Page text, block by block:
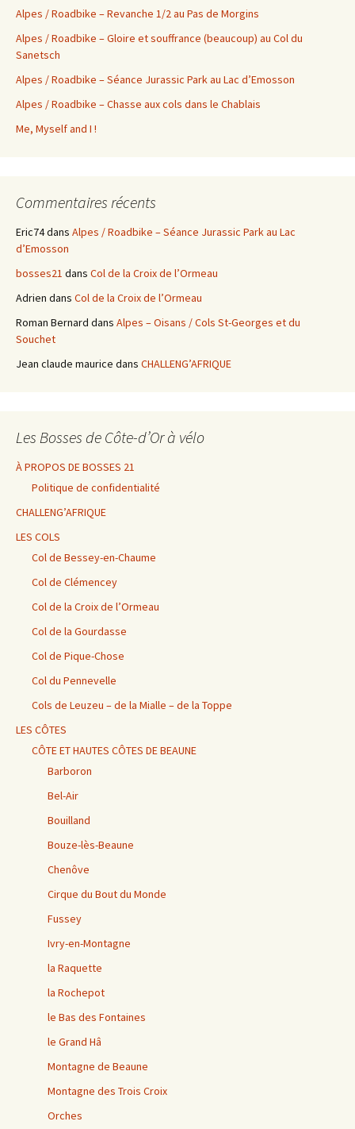
Alpes / Roadbike – Revanche 1/2 au Pas de Morgins
Alpes / Roadbike – Gloire et souffrance (beaucoup) au Col du
Sanetsch
Alpes / Roadbike – Séance Jurassic Park au Lac d’Emosson
Alpes / Roadbike – Chasse aux cols dans le Chablais
Me, Myself and I !
Commentaires récents
Eric74dans Alpes / Roadbike – Séance Jurassic Park au Lac
d’Emosson
bosses21 dans Col de la Croix de l’Ormeau
Adrien dans Col de la Croix de l’Ormeau
Roman Bernard dans Alpes – Oisans / Cols St-Georges et du
Souchet
Jean claude maurice dans CHALLENG’AFRIQUE
Les Bosses de Côte-d’Or à vélo
À PROPOS DE BOSSES 21
Politique de confidentialité
CHALLENG’AFRIQUE
LES COLS
Col de Bessey-en-Chaume
Col de Clémencey
Col de la Croix de l’Ormeau
Col de la Gourdasse
Col de Pique-Chose
Col du Pennevelle
Cols de Leuzeu – de la Mialle – de la Toppe
LES CÔTES
CÔTE ET HAUTES CÔTES DE BEAUNE
Barboron
Bel-Air
Bouilland
Bouze-lès-Beaune
Chenôve
Cirque du Bout du Monde
Fussey
Ivry-en-Montagne
la Raquette
la Rochepot
le Bas des Fontaines
le Grand Hâ
Montagne de Beaune
Montagne des Trois Croix
Orches